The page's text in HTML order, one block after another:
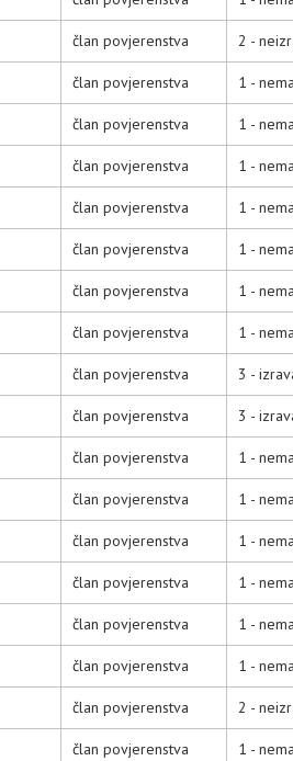
član povjerenstva 2 -
član povjerenstva 1 -
član povjerenstva 1 -
član povjerenstva 1 -
član povjerenstva 1 -
član povjerenstva 1 -
član povjerenstva 1 -
član povjerenstva 1 -
član povjerenstva 3 -
član povjerenstva 3 -
član povjerenstva 1 -
član povjerenstva 1 -
član povjerenstva 1 -
član povjerenstva 1 -
član povjerenstva 1 -
član povjerenstva 1 -
član povjerenstva 2 -
član povjerenstva 1 -